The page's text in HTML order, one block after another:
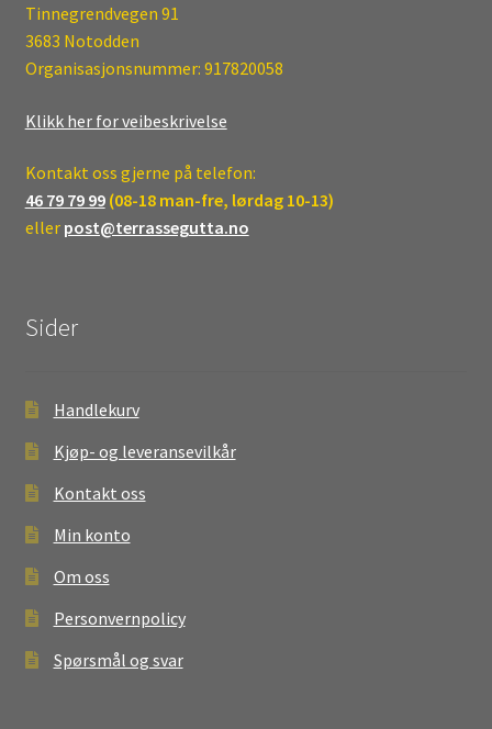
Tinnegrendvegen 91
3683 Notodden
Organisasjonsnummer: 917820058
Klikk her for veibeskrivelse
Kontakt oss gjerne på telefon:
46 79 79 99(08-18 man-fre, lørdag 10-13)
eller post@terrassegutta.no
Sider
Handlekurv
Kjøp- og leveransevilkår
Kontakt oss
Min konto
Om oss
Personvernpolicy
Spørsmål og svar